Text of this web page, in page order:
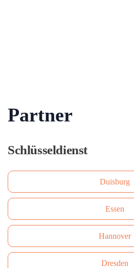
Partner
Schlüsseldienst
Duisburg
Essen
Hannover
Dresden